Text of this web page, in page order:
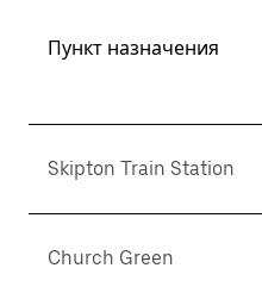
Пункт назначения
Skipton Train Station
Church Green